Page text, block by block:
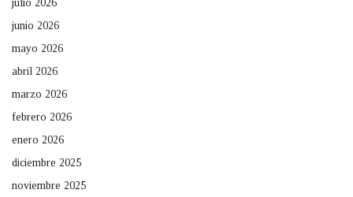
julio 2026
junio 2026
mayo 2026
abril 2026
marzo 2026
febrero 2026
enero 2026
diciembre 2025
noviembre 2025